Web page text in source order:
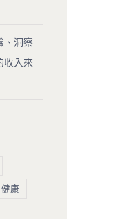
、洞察
收入來
健康